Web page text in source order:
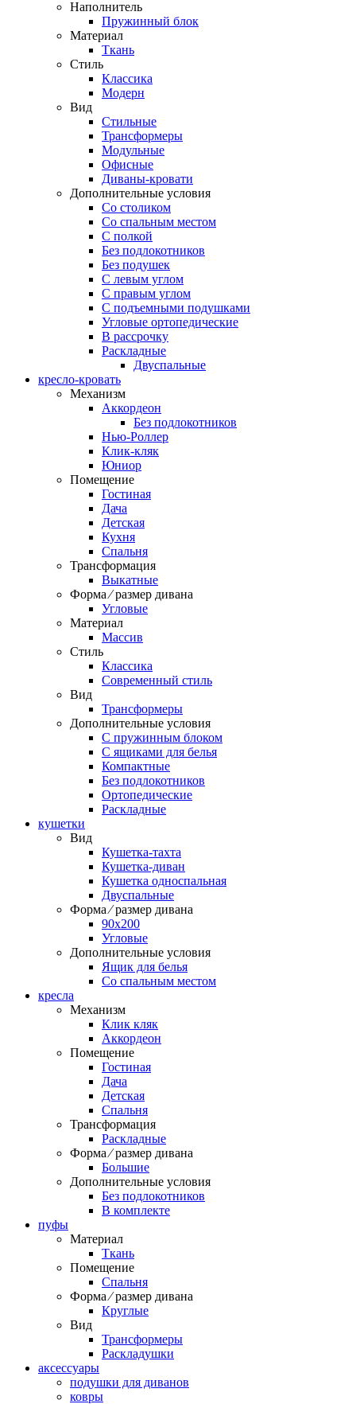
Наполнитель
Пружинный блок
Материал
Ткань
Стиль
Классика
Модерн
Вид
Стильные
Трансформеры
Модульные
Офисные
Диваны-кровати
Дополнительные условия
Со столиком
Со спальным местом
С полкой
Без подлокотников
Без подушек
C левым углом
C правым углом
С подъемными подушками
Угловые ортопедические
В рассрочку
Раскладные
Двуспальные
кресло-кровать
Механизм
Аккордеон
Без подлокотников
Нью-Роллер
Клик-кляк
Юниор
Помещение
Гостиная
Дача
Детская
Кухня
Спальня
Трансформация
Выкатные
Форма ⁄ размер дивана
Угловые
Материал
Массив
Стиль
Классика
Современный стиль
Вид
Трансформеры
Дополнительные условия
С пружинным блоком
С ящиками для белья
Компактные
Без подлокотников
Ортопедические
Раскладные
кушетки
Вид
Кушетка-тахта
Кушетка-диван
Кушетка односпальная
Двуспальные
Форма ⁄ размер дивана
90х200
Угловые
Дополнительные условия
Ящик для белья
Со спальным местом
кресла
Механизм
Клик кляк
Аккордеон
Помещение
Гостиная
Дача
Детская
Спальня
Трансформация
Раскладные
Форма ⁄ размер дивана
Большие
Дополнительные условия
Без подлокотников
В комплекте
пуфы
Материал
Ткань
Помещение
Спальня
Форма ⁄ размер дивана
Круглые
Вид
Трансформеры
Раскладушки
аксессуары
подушки для диванов
ковры